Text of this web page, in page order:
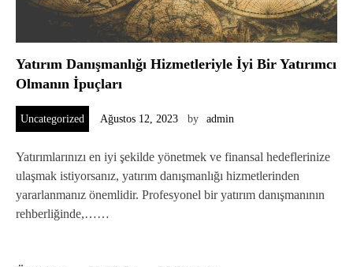
Yatırım Danışmanlığı Hizmetleriyle İyi Bir Yatırımcı
Olmanın İpuçları
Uncategorized Ağustos 12, 2023 by admin
Yatırımlarınızı en iyi şekilde yönetmek ve finansal hedeflerinize
ulaşmak istiyorsanız, yatırım danışmanlığı hizmetlerinden
yararlanmanız önemlidir. Profesyonel bir yatırım danışmanının
rehberliğinde,……